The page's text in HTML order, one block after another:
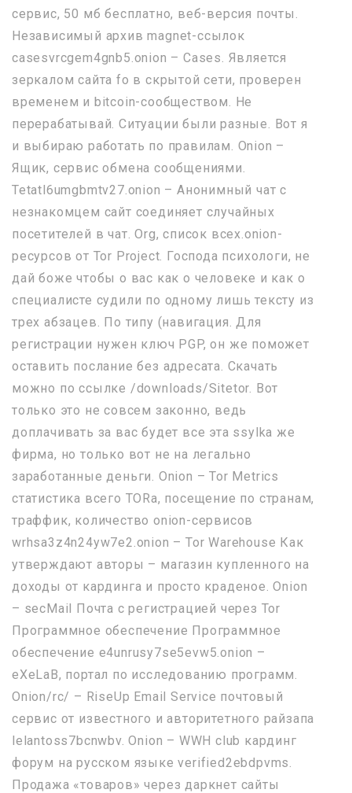
сервис, 50 мб бесплатно, веб-версия почты.
Независимый архив magnet-ссылок
casesvrcgem4gnb5.onion – Cases. Является
зеркалом сайта fo в скрытой сети, проверен
временем и bitcoin-сообществом. Не
перерабатывай. Ситуации были разные. Вот я
и выбираю работать по правилам. Onion –
Ящик, сервис обмена сообщениями.
Tetatl6umgbmtv27.onion – Анонимный чат с
незнакомцем сайт соединяет случайных
посетителей в чат. Org, список всех.onion-
ресурсов от Tor Project. Господа психологи, не
дай боже чтобы о вас как о человеке и как о
специалисте судили по одному лишь тексту из
трех абзацев. По типу (навигация. Для
регистрации нужен ключ PGP, он же поможет
оставить послание без адресата. Скачать
можно по ссылке /downloads/Sitetor. Вот
только это не совсем законно, ведь
доплачивать за вас будет все эта ssylka же
фирма, но только вот не на легально
заработанные деньги. Onion – Tor Metrics
статистика всего TORа, посещение по странам,
траффик, количество onion-сервисов
wrhsa3z4n24yw7e2.onion – Tor Warehouse Как
утверждают авторы – магазин купленного на
доходы от кардинга и просто краденое. Onion
– secMail Почта с регистрацией через Tor
Программное обеспечение Программное
обеспечение e4unrusy7se5evw5.onion –
eXeLaB, портал по исследованию программ.
Onion/rc/ – RiseUp Email Service почтовый
сервис от известного и авторитетного райзапа
lelantoss7bcnwbv. Onion – WWH club кардинг
форум на русском языке verified2ebdpvms.
Продажа «товаров» через даркнет сайты